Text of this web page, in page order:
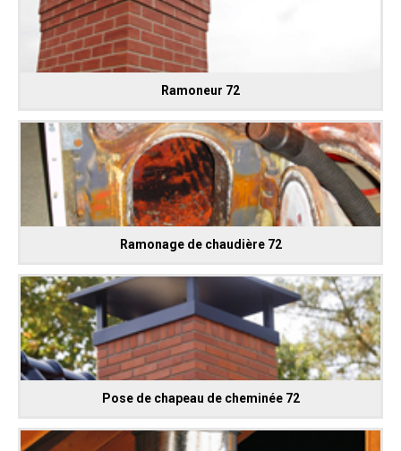
Ramoneur 72
Ramonage de chaudière 72
Pose de chapeau de cheminée 72